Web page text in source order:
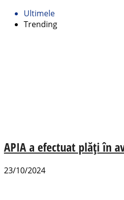
Ultimele
Trending
APIA a efectuat plăți în
23/10/2024